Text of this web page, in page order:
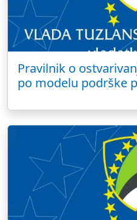
Pravilnik o
po modelu podrške